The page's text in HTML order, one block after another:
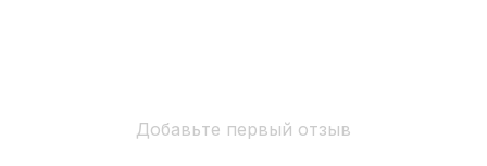
Добавьте первый отзыв